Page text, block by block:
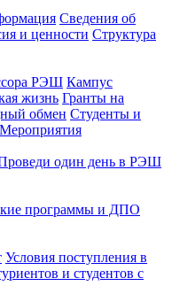
Сведения об
и ценности Структура
РЭШ Кампус
жизнь Гранты на
обмен Студенты и
Мероприятия
один день в РЭШ
программы и ДПО
Условия поступления в
и студентов с